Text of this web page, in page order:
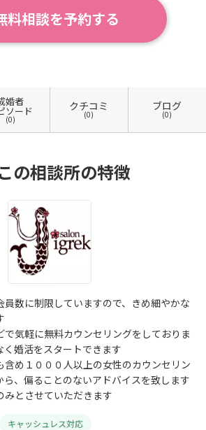
料相談を予約する
婚者
ソード
(0)
クチコミ
(0)
ブログ
(0)
の相談所の特徴
員数に制限していますので、きめ細やかな
で気軽に無料カウンセリングをしておりま
婚活をスタートできます
含め１０００人以上の女性のカウンセリン
ら、偏ることのないアドバイスを致します
みとさせていただきます
キャッシュレス対応